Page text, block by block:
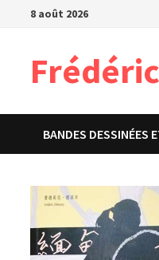
Passer8 août 2026
BANDES DESSINÉES